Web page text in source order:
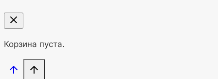
Корзина пуста.